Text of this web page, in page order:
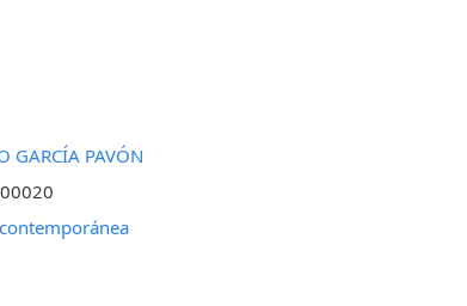
GARCÍA PAVÓN